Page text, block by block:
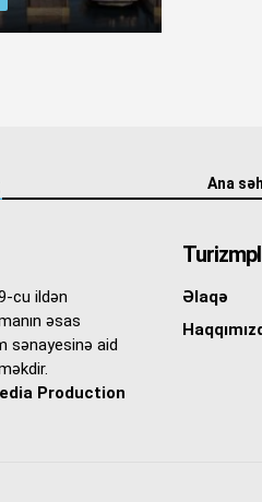
Ana
cu ildən
əsas
sənayesinə aid
Production
Əlaqə